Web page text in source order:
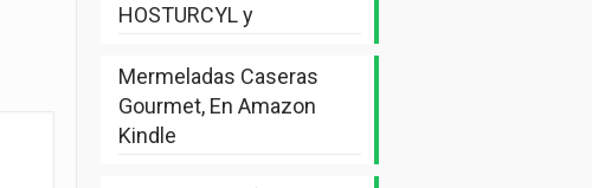
HOSTURCYL y
Mermeladas Caseras
Gourmet, En Amazon
Kindle